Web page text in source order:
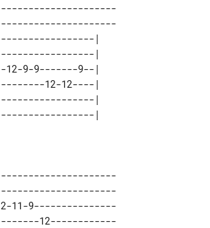
|
|
12-9-9-------9--|
12-12----|
|
11-9---------------
12------------